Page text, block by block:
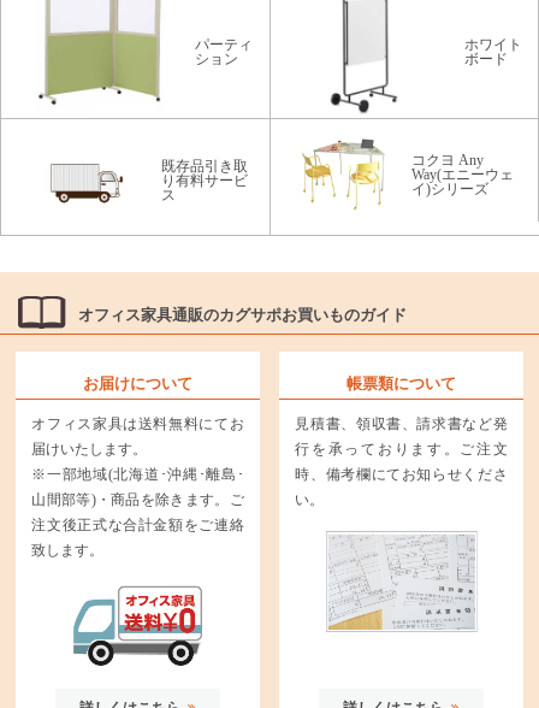
パーティ
ション
ホワイト
ボード
既存品引き取
り有料サービ
ス
コクヨ Any
Way(エニーウェ
イ)シリーズ
オフィス家具通販のカグサポお買いものガイド
お届けについて
オフィス家具は送料無料にてお
届けいたします。
※一部地域(北海道･沖縄･離島･
山間部等)・商品を除きます。ご
注文後正式な合計金額をご連絡
致します。
帳票類について
見積書、領収書、請求書など発
行を承っております。ご注文
時、備考欄にてお知らせくださ
い。